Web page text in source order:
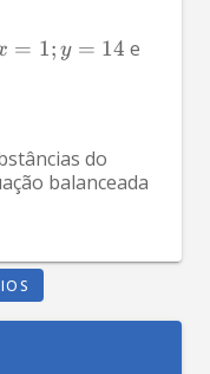
= 1; y = 14 e
do
balanceada